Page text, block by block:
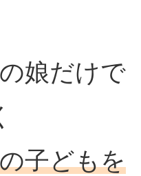
娘だけで
子どもを